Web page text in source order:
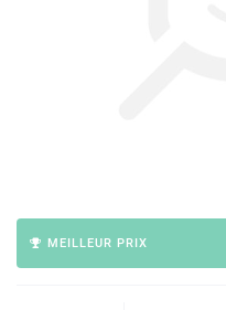
MEILLEUR PRIX